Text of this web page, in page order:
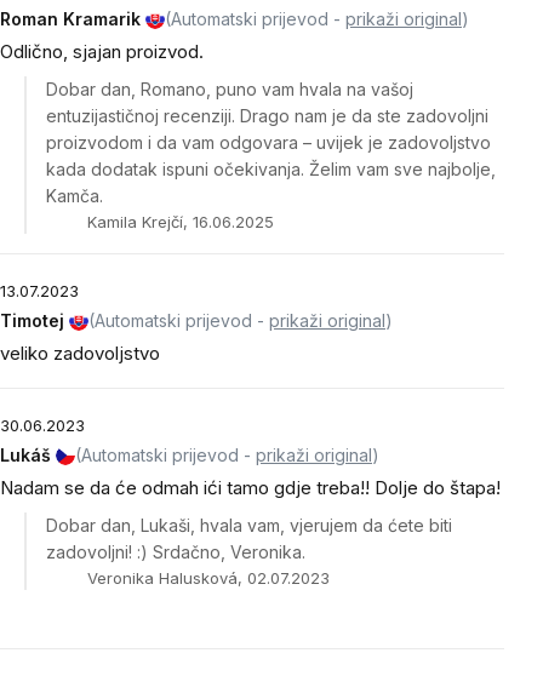
Roman Kramarik (Automatski prijevod - prikaži original)
Odlično, sjajan proizvod.
Dobar dan, Romano, puno vam hvala na vašoj
entuzijastičnoj recenziji. Drago nam je da ste zadovoljni
proizvodom i da vam odgovara – uvijek je zadovoljstvo
kada dodatak ispuni očekivanja. Želim vam sve najbolje,
Kamča.
Kamila Krejčí, 16.06.2025
13.07.2023
Timotej (Automatski prijevod - prikaži original)
veliko zadovoljstvo
30.06.2023
Lukáš (Automatski prijevod - prikaži original)
Nadam se da će odmah ići tamo gdje treba!! Dolje do štapa!
Dobar dan, Lukaši, hvala vam, vjerujem da ćete biti
zadovoljni! :) Srdačno, Veronika.
Veronika Halusková, 02.07.2023